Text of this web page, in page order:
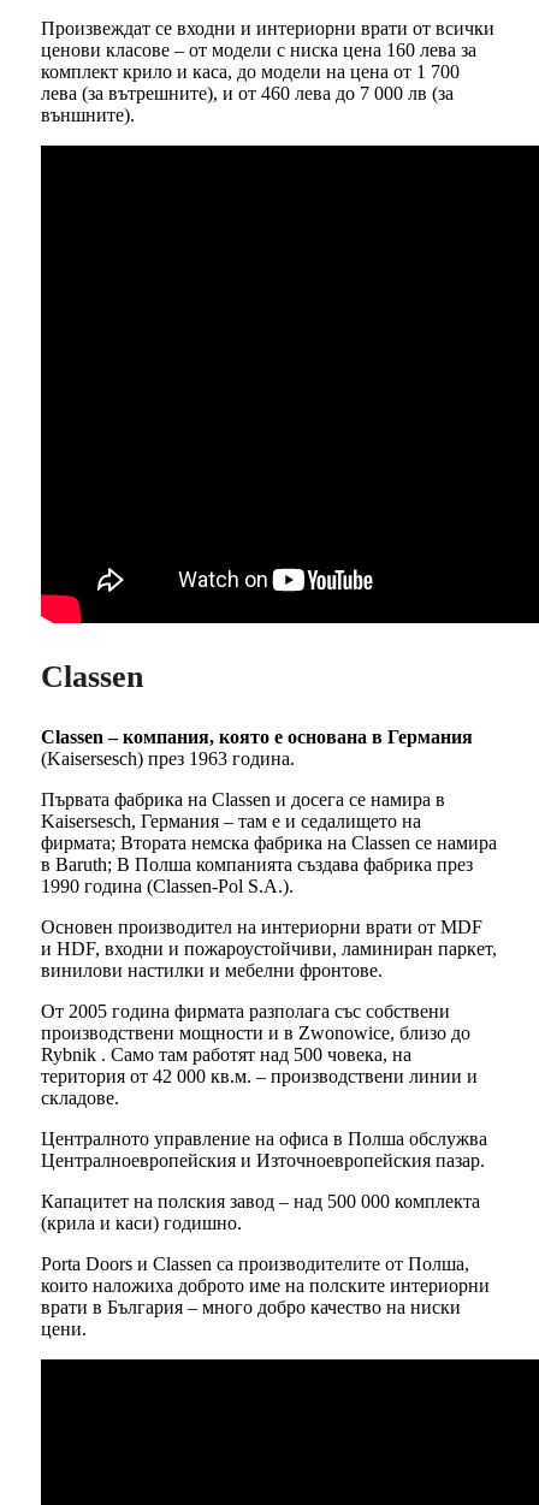
Произвеждат се входни и интериорни врати от всички
ценови класове – от модели с ниска цена 160 лева за
комплект крило и каса, до модели на цена от 1 700
лева (за вътрешните), и от 460 лева до 7 000 лв (за
външните).
Classen
Classen – компания, която е основана в Германия
(Kaisersesch) през 1963 година.
Първата фабрика на Classen и досега се намира в
Kaisersesch, Германия – там е и седалището на
фирмата; Втората немска фабрика на Classen се намира
в Baruth; В Полша компанията създава фабрика през
1990 година (Classen-Pol S.A.).
Основен производител на интериорни врати от MDF
и HDF, входни и пожароустойчиви, ламиниран паркет,
винилови настилки и мебелни фронтове.
От 2005 година фирмата разполага със собствени
производствени мощности и в Zwonowice, близо до
Rybnik . Само там работят над 500 човека, на
територия от 42 000 кв.м. – производствени линии и
складове.
Централното управление на офиса в Полша обслужва
Централноевропейския и Източноевропейския пазар.
Капацитет на полския завод – над 500 000 комплекта
(крила и каси) годишно.
Porta Doors и Classen са производителите от Полша,
които наложиха доброто име на полските интериорни
врати в България – много добро качество на ниски
цени.